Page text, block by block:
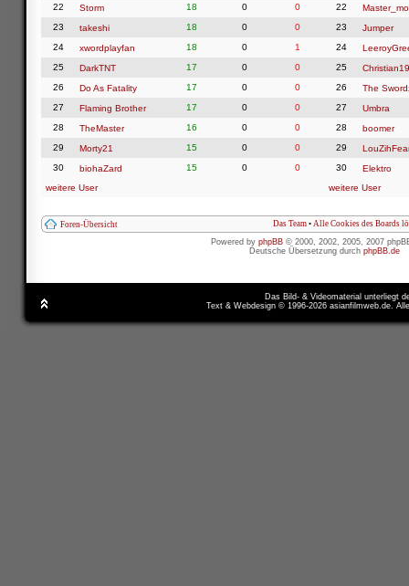
22
Storm 18 0
0
23
takeshi 18 0
0
24
xwordplayfan 18 0
1
25
DarkTNT 17 0
0
26
Do As Fatality 17 0
0
27
Flaming Brother 17 0
0
28
TheMaster 16 0
0
29
Morty21 15 0
0
30
biohaZard 15 0
0
weitere User
22
Master_mo
23
Jumper
24
25
26
The
27
Umbra
28
boomer
29
30
Elektro
weitere User
Foren-Übersicht Das Team • Alle Cookies des Boards
Powered by phpBB © 2000, 2002, 2005, 2007
Deutsche Übersetzung durch phpBB.de
Das Bild- & Videomaterial unterliegt
Text & Webdesign © 1996-2026 asianfilmweb.de.